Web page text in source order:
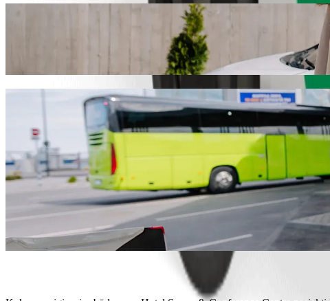
Nuo Hotel Savoy & Conference Centre iki
Norite pasiekti Ivory Eatery už geresnę kainą? Rinkitės „Bolt“
tinkamiausią transporto priemonę.
„Bolt“ paslaugos kelionei iš Hotel Savoy &
Daug bagažo? Rinkitės „XL“ kategoriją – joje telpa iki 6 keleivių.
Norite atvykti stilingai? Išbandykite „Bolt“ premium automobilius.
Keliausite su vaikais? Išsikvieskite automobilį, kuriame bus
Keliausite su augintiniais? Išbandykite keliones, skirtas augintiniams.
Reikia papildomos pagalbos? Kategorijoje „Assist“ rasite transporto
Nebrangios kelionės? Rinkitės kompaktišką „Bolt Basic“ automobilį –
Atsisiųsti programėlę „Bolt“